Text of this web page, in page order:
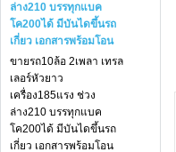
ล่าง210 บรรทุกแบค
โค200ได้ มีบันไดขึ้นรถ
เกี่ยว เอกสารพร้อมโอน
ขายรถ10ล้อ 2เพลา เทรล
เลอร์หัวยาว
เครื่อง185แรง ช่วง
ล่าง210 บรรทุกแบค
โค200ได้ มีบันไดขึ้นรถ
เกี่ยว เอกสารพร้อมโอน